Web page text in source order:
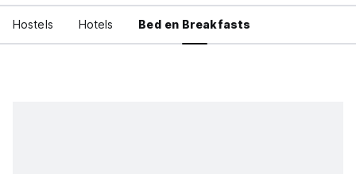
Hostels Hotels Bed en Breakfasts